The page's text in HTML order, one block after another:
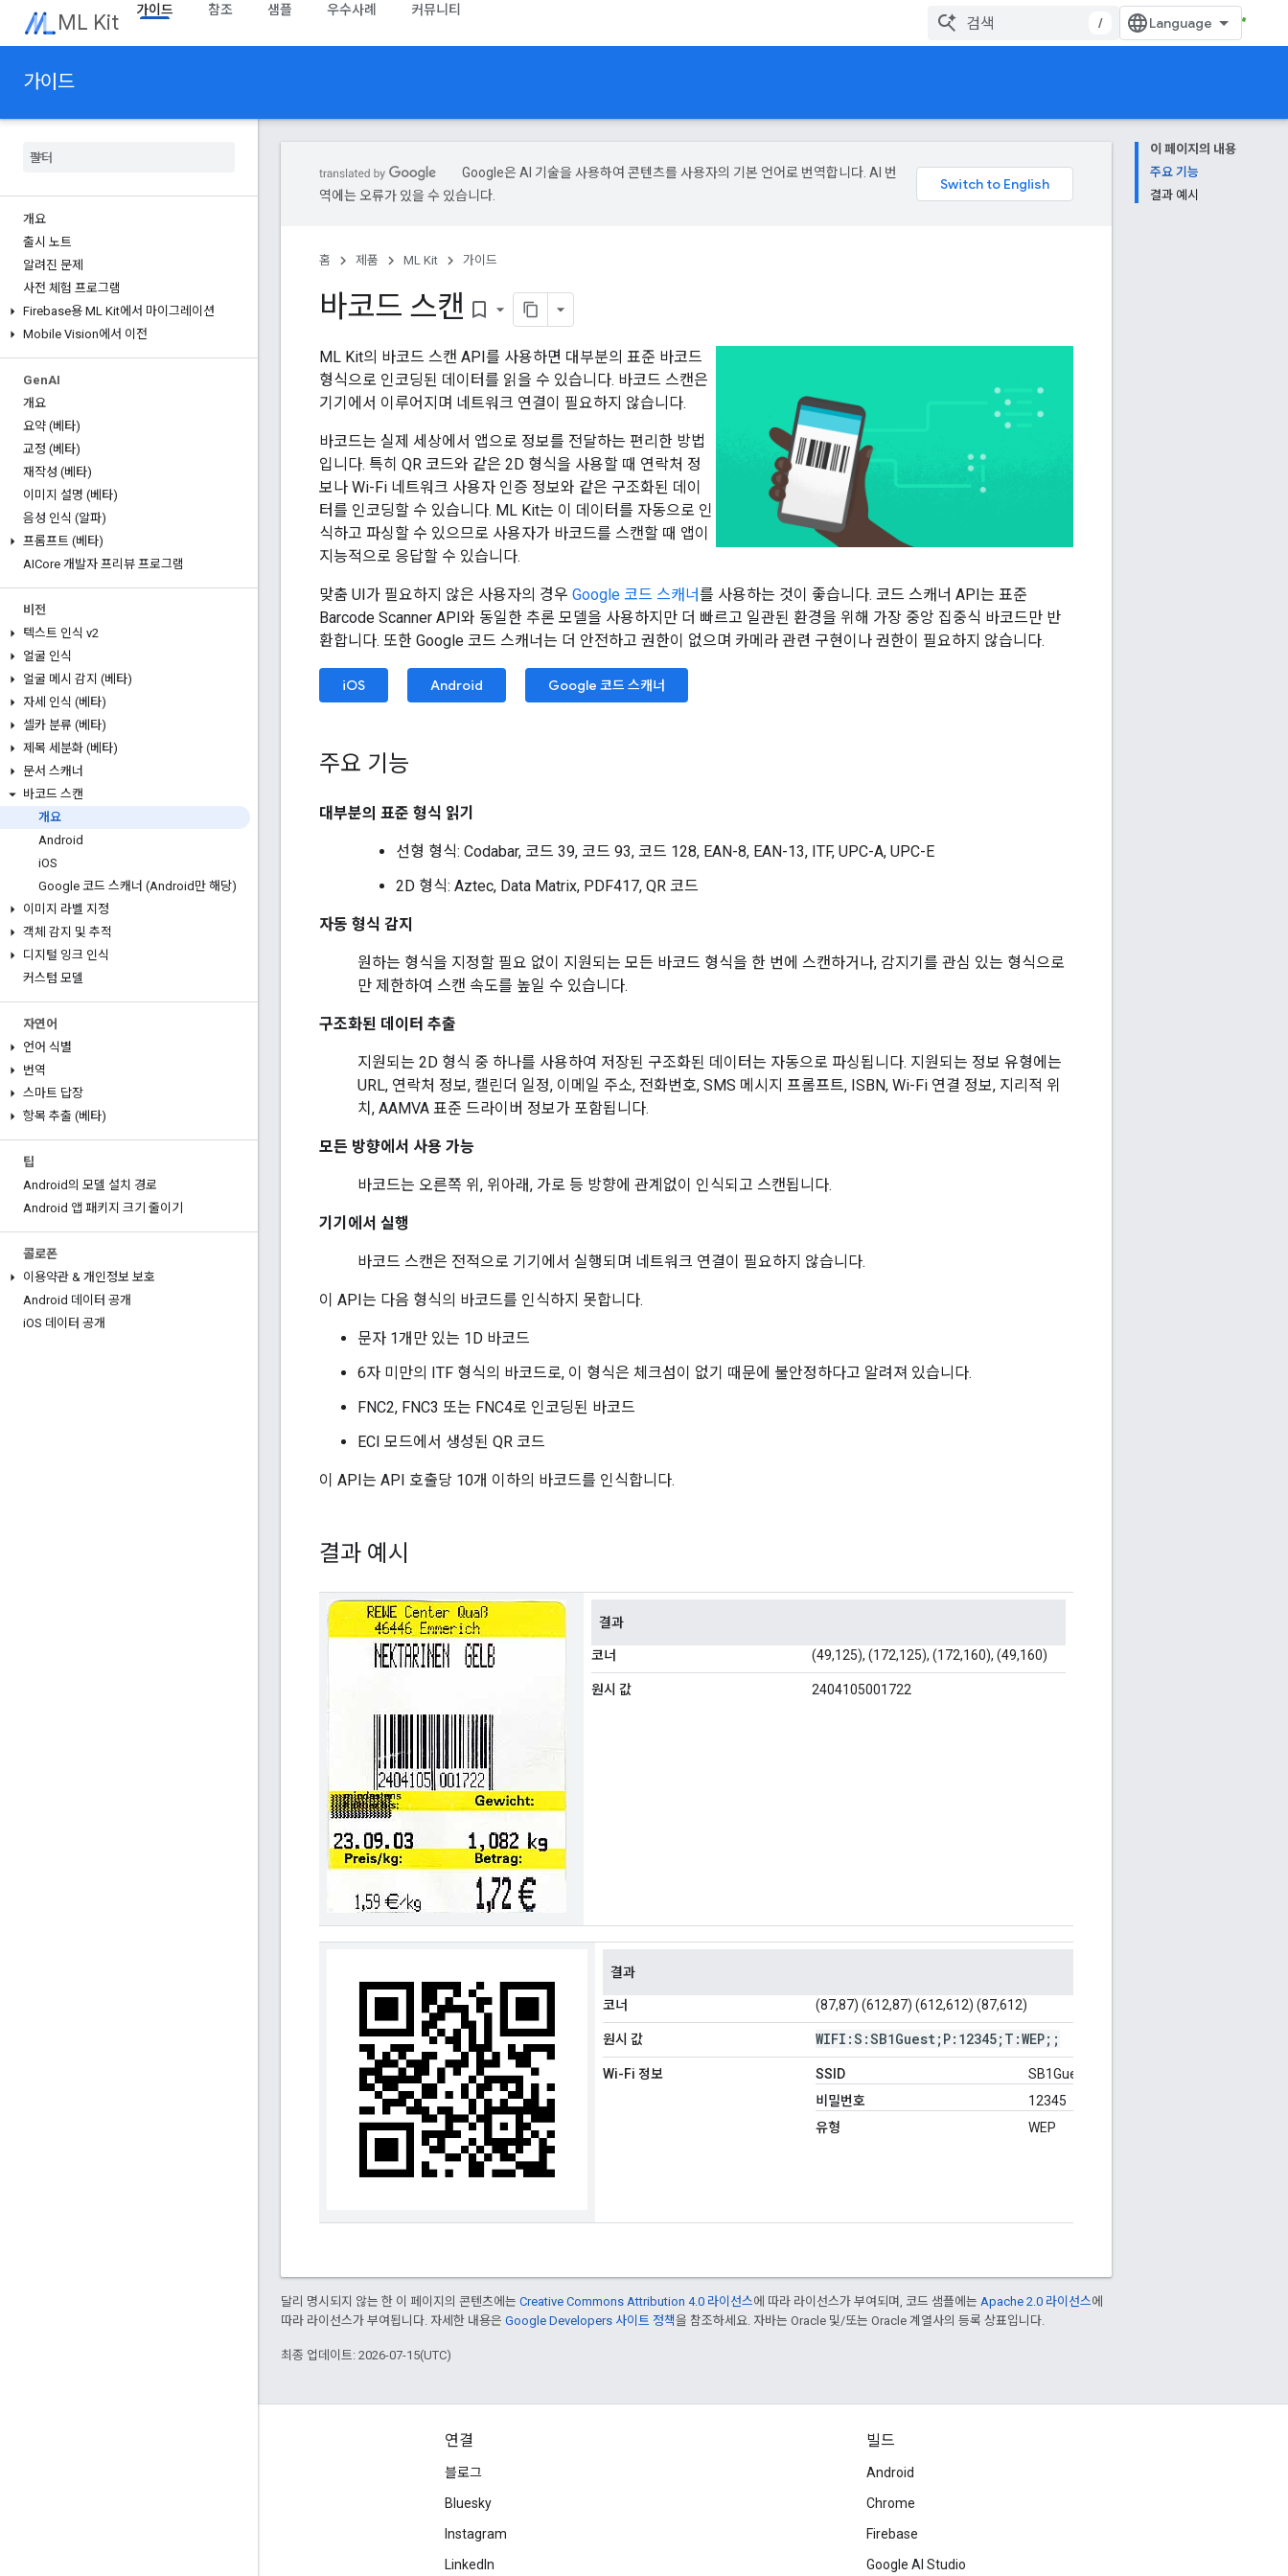
ML Kit 가이드 참조 샘플 우수사례 커뮤니티
/
가이드
개요
출시 노트
알려진 문제
사전 체험 프로그램
Firebase용 ML Kit에서 마이그레이션
Mobile Vision에서 이전
GenAI
개요
요약 (베타)
교정 (베타)
재작성 (베타)
이미지 설명 (베타)
음성 인식 (알파)
프롬프트 (베타)
AICore 개발자 프리뷰 프로그램
비전
텍스트 인식 v2
얼굴 인식
얼굴 메시 감지 (베타)
자세 인식 (베타)
셀카 분류 (베타)
제목 세분화 (베타)
문서 스캐너
바코드 스캔
개요
Android
iOS
Google 코드 스캐너 (Android만 해당)
이미지 라벨 지정
객체 감지 및 추적
디지털 잉크 인식
커스텀 모델
자연어
언어 식별
번역
스마트 답장
항목 추출 (베타)
팁
Android의 모델 설치 경로
Android 앱 패키지 크기 줄이기
콜로폰
이용약관 & 개인정보 보호
Android 데이터 공개
iOS 데이터 공개
이 페이지의 내용
주요 기능
결과 예시
Google은 AI 기술을 사용하여 콘텐츠를 사용자의 기본 언어로 번역합니다. AI 번
역에는 오류가 있을 수 있습니다.
홈 제품 ML Kit 가이드
바코드 스캔 bookmark_border
ML Kit의 바코드 스캔 API를 사용하면 대부분의 표준 바코드
형식으로 인코딩된 데이터를 읽을 수 있습니다. 바코드 스캔은
기기에서 이루어지며 네트워크 연결이 필요하지 않습니다.
바코드는 실제 세상에서 앱으로 정보를 전달하는 편리한 방법
입니다. 특히 QR 코드와 같은 2D 형식을 사용할 때 연락처 정
보나 Wi-Fi 네트워크 사용자 인증 정보와 같은 구조화된 데이
터를 인코딩할 수 있습니다. ML Kit는 이 데이터를 자동으로 인
식하고 파싱할 수 있으므로 사용자가 바코드를 스캔할 때 앱이
지능적으로 응답할 수 있습니다.
맞춤 UI가 필요하지 않은 사용자의 경우 Google 코드 스캐너를 사용하는 것이 좋습니다. 코드 스캐너 API는 표준
Barcode Scanner API와 동일한 추론 모델을 사용하지만 더 빠르고 일관된 환경을 위해 가장 중앙 집중식 바코드만 반
환합니다. 또한 Google 코드 스캐너는 더 안전하고 권한이 없으며 카메라 관련 구현이나 권한이 필요하지 않습니다.
iOS Android Google 코드 스캐너
주요 기능
대부분의 표준 형식 읽기
선형 형식: Codabar, 코드 39, 코드 93, 코드 128, EAN-8, EAN-13, ITF, UPC-A, UPC-E
2D 형식: Aztec, Data Matrix, PDF417, QR 코드
자동 형식 감지
원하는 형식을 지정할 필요 없이 지원되는 모든 바코드 형식을 한 번에 스캔하거나, 감지기를 관심 있는 형식으로
만 제한하여 스캔 속도를 높일 수 있습니다.
구조화된 데이터 추출
지원되는 2D 형식 중 하나를 사용하여 저장된 구조화된 데이터는 자동으로 파싱됩니다. 지원되는 정보 유형에는
URL, 연락처 정보, 캘린더 일정, 이메일 주소, 전화번호, SMS 메시지 프롬프트, ISBN, Wi-Fi 연결 정보, 지리적 위
치, AAMVA 표준 드라이버 정보가 포함됩니다.
모든 방향에서 사용 가능
바코드는 오른쪽 위, 위아래, 가로 등 방향에 관계없이 인식되고 스캔됩니다.
기기에서 실행
바코드 스캔은 전적으로 기기에서 실행되며 네트워크 연결이 필요하지 않습니다.
이 API는 다음 형식의 바코드를 인식하지 못합니다.
문자 1개만 있는 1D 바코드
6자 미만의 ITF 형식의 바코드로, 이 형식은 체크섬이 없기 때문에 불안정하다고 알려져 있습니다.
FNC2, FNC3 또는 FNC4로 인코딩된 바코드
ECI 모드에서 생성된 QR 코드
이 API는 API 호출당 10개 이하의 바코드를 인식합니다.
결과 예시
결과
코너 (49,125), (172,125), (172,160), (49,160)
원시 값 2404105001722
결과
코너 (87,87) (612,87) (612,612) (87,612)
원시 값 WIFI:S:SB1Guest;P:12345;T:WEP;;
Wi-Fi 정보 SSID
SB1Guest
비밀번호
12345
유형
WEP
달리 명시되지 않는 한 이 페이지의 콘텐츠에는 Creative Commons Attribution 4.0 라이선스에 따라 라이선스가 부여되며, 코드 샘플에는 Apache 2.0 라이선스에
따라 라이선스가 부여됩니다. 자세한 내용은 Google Developers 사이트 정책을 참조하세요. 자바는 Oracle 및/또는 Oracle 계열사의 등록 상표입니다.
최종 업데이트: 2026-07-15(UTC)
연결
블로그
Bluesky
Instagram
LinkedIn
빌드
Android
Chrome
Firebase
Google AI Studio